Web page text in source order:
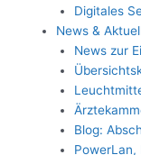
Digitales
News &
News zur
Blog:
PowerLan,